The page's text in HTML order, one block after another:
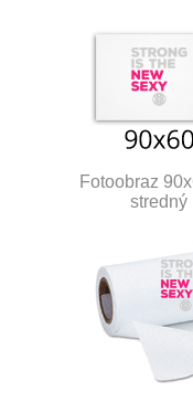
Fotoobraz
stredný